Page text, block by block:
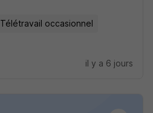
Télétravail occasionnel
il y a 6 jours